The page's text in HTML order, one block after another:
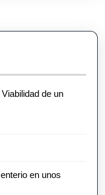
de un
en unos